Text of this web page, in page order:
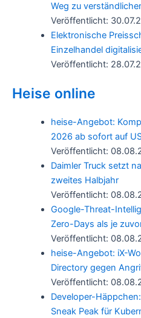
Weg zu
Veröffentlicht:
Elektronische
Einzelhandel
Veröffentlicht:
Heise online
heise-Angebot:
2026 ab sofort auf
Veröffentlicht:
Daimler Truck setzt
zweites Halbjahr
Veröffentlicht:
Google-Threat-
Zero-Days als je
Veröffentlicht:
heise-Angebot: iX-
Directory gegen
Veröffentlicht:
Developer-
Sneak Peak für